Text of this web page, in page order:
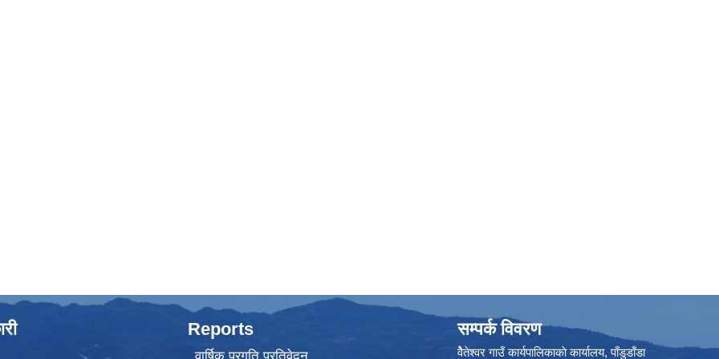
Reports सम्पर्क विवरण
वैेतेश्वर गाउँ कार्यपालिकाकाे कार्यालय, पाँडुडाँडा